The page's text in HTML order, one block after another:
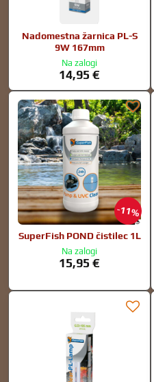
Nadomestna žarnica PL-S
9W 167mm
Na zalogi
14,95 €
11%
SuperFish POND čistilec 1L
Na zalogi
15,95 €